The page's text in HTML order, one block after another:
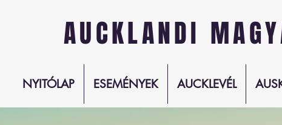
AUCKLANDI
NYITÓLAP ESEMÉNYEK AUCKLEVÉL